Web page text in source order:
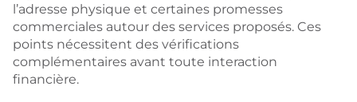
l’adresse physique et certaines promesses
commerciales autour des services proposés. Ces
points nécessitent des vérifications
complémentaires avant toute interaction
financière.